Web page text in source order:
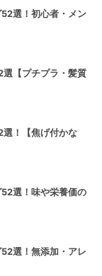
選！初心者・メン
【プチプラ・髪質
選！【焦げ付かな
選！味や栄養価の
選！無添加・アレ